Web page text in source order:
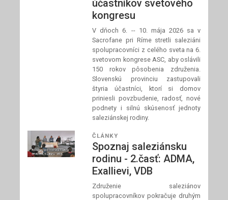
účastníkov svetového
kongresu
V dňoch 6. -- 10. mája 2026 sa v
Sacrofane pri Ríme stretli saleziáni
spolupracovníci z celého sveta na 6.
svetovom kongrese ASC, aby oslávili
150 rokov pôsobenia združenia.
Slovenskú provinciu zastupovali
štyria účastníci, ktorí si domov
priniesli povzbudenie, radosť, nové
podnety i silnú skúsenosť jednoty
saleziánskej rodiny.
ČLÁNKY
Spoznaj saleziánsku
rodinu - 2.časť: ADMA,
Exallievi, VDB
Združenie saleziánov
spolupracovníkov pokračuje druhým